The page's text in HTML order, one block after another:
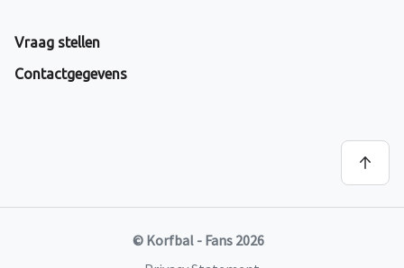
Vraag stellen
Contactgegevens
© Korfbal - Fans 2026